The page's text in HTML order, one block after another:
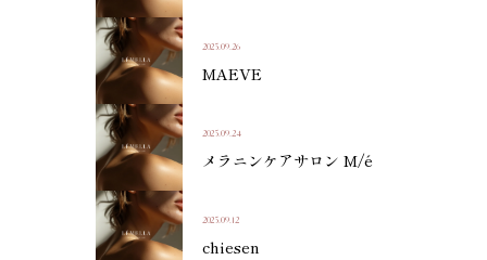
2025.09.26
MAEVE
2025.09.24
メラニンケアサロン M/é
2025.09.12
chiesen